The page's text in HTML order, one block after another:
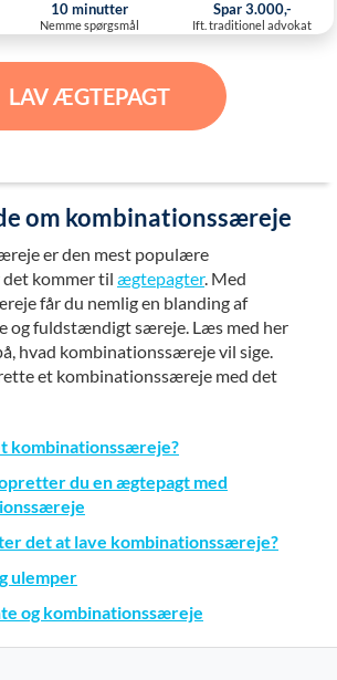
10 minutter
Nemme spørgsmål
Spar 3.000,-
Ift. traditionel advokat
LAV ÆGTEPAGT
om kombinationssæreje
er den mest populære
kommer til ægtepagter. Med
får du nemlig en blanding af
og fuldstændigt særeje. Læs med her
hvad kombinationssæreje vil sige.
et kombinationssæreje med det
kombinationssæreje?
du en ægtepagt med
det at lave kombinationssæreje?
ulemper
og kombinationssæreje